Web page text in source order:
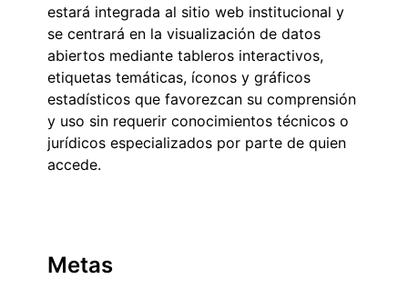
estará integrada al sitio web institucional y
se centrará en la visualización de datos
abiertos mediante tableros interactivos,
etiquetas temáticas, íconos y gráficos
estadísticos que favorezcan su comprensión
y uso sin requerir conocimientos técnicos o
jurídicos especializados por parte de quien
accede.
Metas